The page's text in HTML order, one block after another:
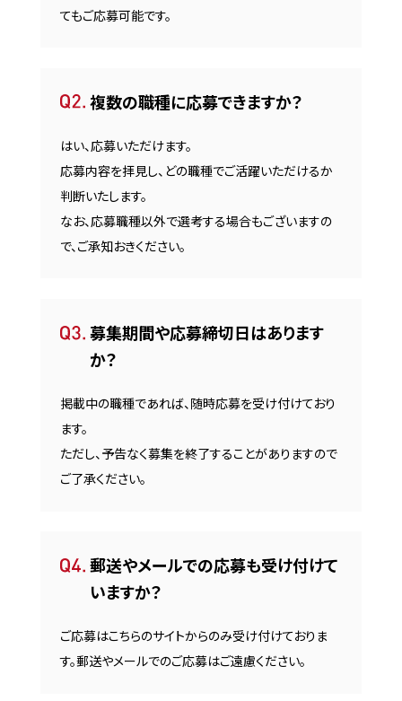
てもご応募可能です。
複数の職種に応募できますか？
はい、応募いただけます。
応募内容を拝見し、どの職種でご活躍いただけるか
判断いたします。
なお、応募職種以外で選考する場合もございますの
で、ご承知おきください。
募集期間や応募締切日はあります
か？
掲載中の職種であれば、随時応募を受け付けており
ます。
ただし、予告なく募集を終了することがありますので
ご了承ください。
郵送やメールでの応募も受け付けて
いますか？
ご応募はこちらのサイトからのみ受け付けておりま
す。郵送やメールでのご応募はご遠慮ください。